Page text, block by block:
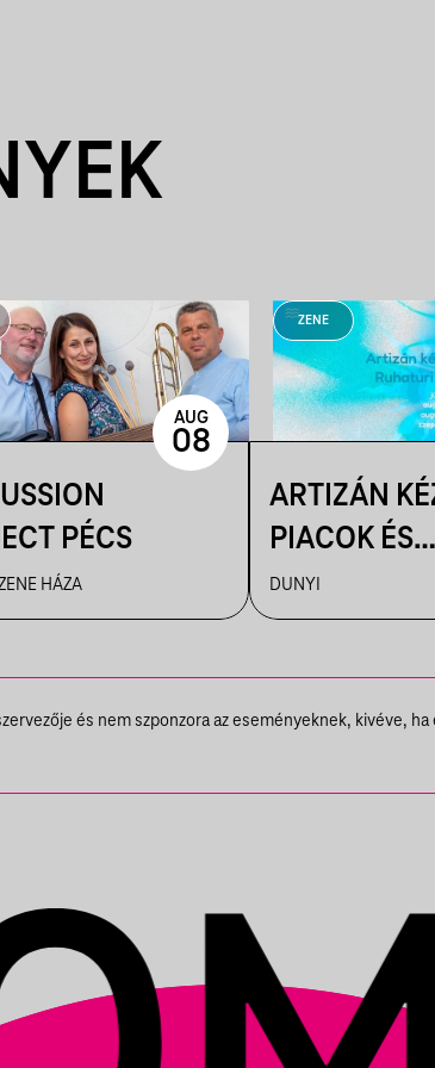
PÉCS
HÁZA
AUG
08
ZENE
ARTIZÁN
PIACOK ÉS
RUHATURIK
DUNYIBAN
DUNYI
és nem szponzora az eseményeknek, kivéve,